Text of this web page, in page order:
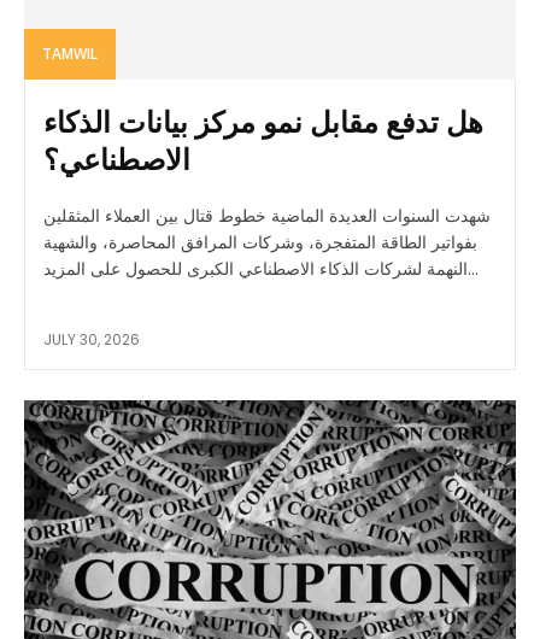
TAMWIL
هل تدفع مقابل نمو مركز بيانات الذكاء
الاصطناعي؟
شهدت السنوات العديدة الماضية خطوط قتال بين العملاء المثقلين
بفواتير الطاقة المتفجرة، وشركات المرافق المحاصرة، والشهية
النهمة لشركات الذكاء الاصطناعي الكبرى للحصول على المزيد...
JULY 30, 2026